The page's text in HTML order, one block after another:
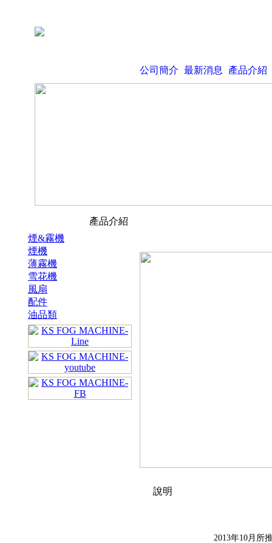
公司簡介 最新消息 產品介紹
產品介紹
煙&霧機
煙機
薄霧機
雪花機
風扇
配件
油品類
說明
2013年10月所